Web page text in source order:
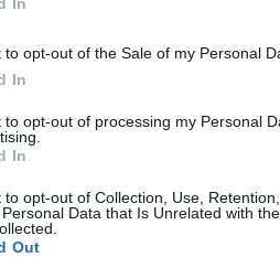
to opt-out of the Sale of my Personal
In
to opt-out of processing my Personal
In
to opt-out of Collection, Use,
Data that Is Unrelated with
Out
do Castelo: Homem de 49
detido por tráfico de drogas